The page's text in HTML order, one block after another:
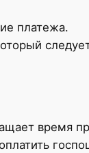
платежа.
время